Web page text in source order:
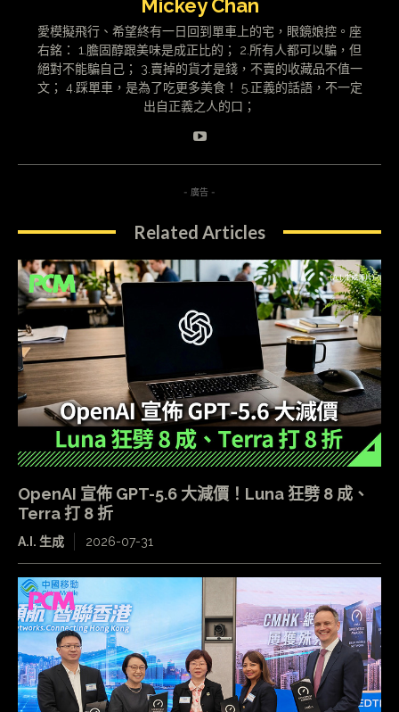
Mickey Chan
愛模擬飛行、希望終有一日回到單車上的宅，眼鏡娘控。座
右銘： 1.膽固醇跟美味是成正比的； 2.所有人都可以騙，但
絕對不能騙自己； 3.賣掉的貨才是錢，不賣的收藏品不值一
文； 4.踩單車，是為了吃更多美食！ 5.正義的話語，不一定
出自正義之人的口；
- 廣告 -
Related Articles
OpenAI 宣佈 GPT-5.6 大減價！Luna 狂劈 8 成、
Terra 打 8 折
A.I. 生成 2026-07-31